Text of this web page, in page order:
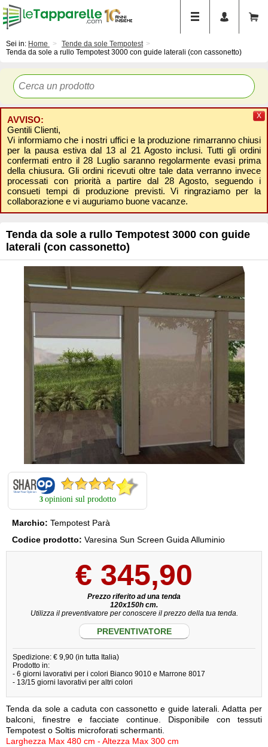
Sei in: Home
Tende da sole Tempotest
Tenda da sole a rullo Tempotest 3000 con guide laterali (con cassonetto)
AVVISO:
Gentili Clienti,
Vi informiamo che i nostri uffici e la produzione rimarranno chiusi
per la pausa estiva dal 13 al 21 Agosto inclusi. Tutti gli ordini
confermati entro il 28 Luglio saranno regolarmente evasi prima
della chiusura. Gli ordini ricevuti oltre tale data verranno invece
processati con priorità a partire dal 28 Agosto, seguendo i
consueti tempi di produzione previsti. Vi ringraziamo per la
collaborazione e vi auguriamo buone vacanze.
X
Tenda da sole a rullo Tempotest 3000 con guide
laterali (con cassonetto)
3 opinioni sul prodotto
Marchio: Tempotest Parà
Codice prodotto: Varesina Sun Screen Guida Alluminio
€ 345,90
Prezzo riferito ad una tenda
120x150h cm.
Utilizza il preventivatore per conoscere il prezzo della tua tenda.
PREVENTIVATORE
Spedizione: € 9,90 (in tutta Italia)
Prodotto in:
- 6 giorni lavorativi per i colori Bianco 9010 e Marrone 8017
- 13/15 giorni lavorativi per altri colori
Tenda da sole a caduta con cassonetto e guide laterali. Adatta per
balconi, finestre e facciate continue. Disponibile con tessuti
Tempotest o Soltis microforati schermanti.
Larghezza Max 480 cm - Altezza Max 300 cm